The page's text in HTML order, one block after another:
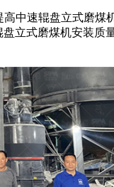
高中速辊盘立式磨
立式磨煤机安装质